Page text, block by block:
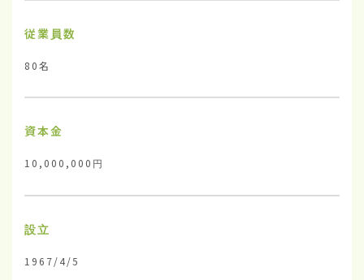
従業員数
80名
資本金
10,000,000円
設立
1967/4/5